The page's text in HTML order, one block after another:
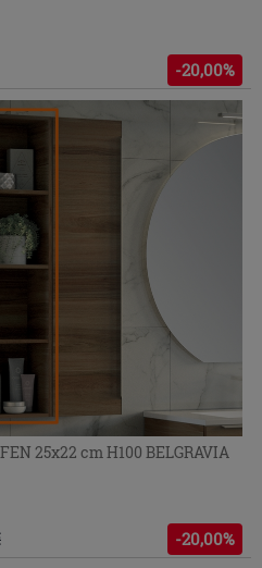
-20,00%
bestellbar
25x22 cm H100 BELGRAVIA
-20,00%